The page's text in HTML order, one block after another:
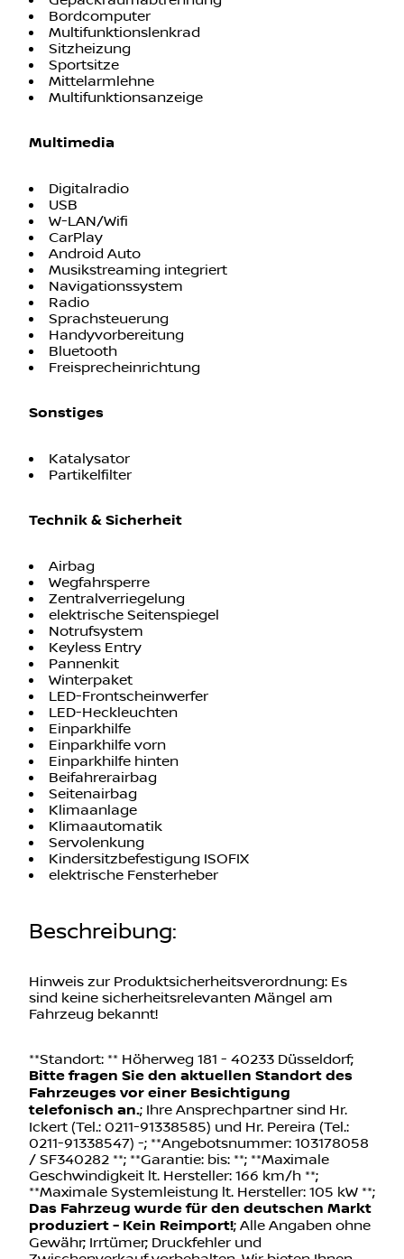
Bordcomputer
Multifunktionslenkrad
Sitzheizung
Sportsitze
Mittelarmlehne
Multifunktionsanzeige
Multimedia
Digitalradio
USB
W-LAN/Wifi
CarPlay
Android Auto
Musikstreaming integriert
Navigationssystem
Radio
Sprachsteuerung
Handyvorbereitung
Bluetooth
Freisprecheinrichtung
Sonstiges
Katalysator
Partikelfilter
Technik & Sicherheit
Airbag
Wegfahrsperre
Zentralverriegelung
elektrische Seitenspiegel
Notrufsystem
Keyless Entry
Pannenkit
Winterpaket
LED-Frontscheinwerfer
LED-Heckleuchten
Einparkhilfe
Einparkhilfe vorn
Einparkhilfe hinten
Beifahrerairbag
Seitenairbag
Klimaanlage
Klimaautomatik
Servolenkung
Kindersitzbefestigung ISOFIX
elektrische Fensterheber
Beschreibung:
Hinweis zur Produktsicherheitsverordnung: Es
sind keine sicherheitsrelevanten Mängel am
Fahrzeug bekannt!
**Standort: ** Höherweg 181 - 40233 Düsseldorf;
Bitte fragen Sie den aktuellen Standort des
Fahrzeuges vor einer Besichtigung
telefonisch an.; Ihre Ansprechpartner sind Hr.
Ickert (Tel.: 0211-91338585) und Hr. Pereira (Tel.:
0211-91338547) -; **Angebotsnummer: 103178058
/ SF340282 **; **Garantie: bis: **; **Maximale
Geschwindigkeit lt. Hersteller: 166 km/h **;
**Maximale Systemleistung lt. Hersteller: 105 kW **;
Das Fahrzeug wurde für den deutschen Markt
produziert - Kein Reimport!; Alle Angaben ohne
Gewähr; Irrtümer; Druckfehler und